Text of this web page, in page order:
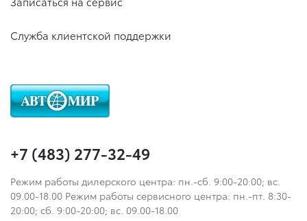
Служба клиентской поддержки
+7 (483) 277-32-49
Режим работы дилерского центра: пн.-сб. 9:00-20:00; вс.
09.00-18.00 Режим работы сервисного центра: пн.-пт. 8:30-
20:00; сб. 9:00-20:00; вс. 09.00-18.00